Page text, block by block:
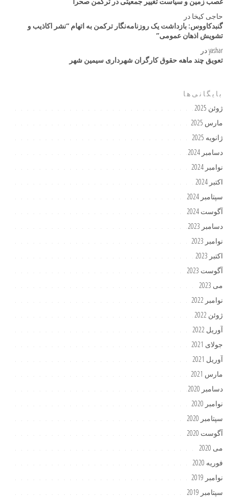
حاجی کیخا در
گنبدکاووس: بازداشت یک روزنامه‌نگار ترکمن به اتهام “نشر اکاذیب و
تشویش اذهان عمومی”
yasharدر
تعویق چند ماهه حقوق کارگران شهرداری سیمین شهر
بایگانی‌ها
ژوئن 2025
مارس 2025
ژانویه 2025
دسامبر 2024
نوامبر 2024
اکتبر 2024
سپتامبر 2024
آگوست 2024
دسامبر 2023
نوامبر 2023
اکتبر 2023
آگوست 2023
می 2023
نوامبر 2022
ژوئن 2022
آوریل 2022
جولای 2021
آوریل 2021
مارس 2021
دسامبر 2020
نوامبر 2020
سپتامبر 2020
آگوست 2020
می 2020
فوریه 2020
نوامبر 2019
سپتامبر 2019